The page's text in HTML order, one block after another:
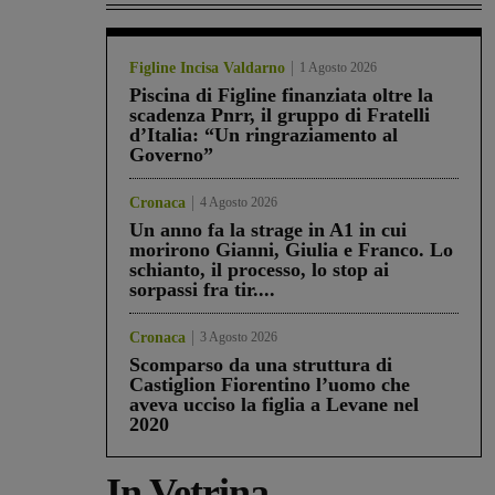
Figline Incisa Valdarno 1 Agosto 2026
Piscina di Figline finanziata oltre la
scadenza Pnrr, il gruppo di Fratelli
d’Italia: “Un ringraziamento al
Governo”
Cronaca 4 Agosto 2026
Un anno fa la strage in A1 in cui
morirono Gianni, Giulia e Franco. Lo
schianto, il processo, lo stop ai
sorpassi fra tir....
Cronaca 3 Agosto 2026
Scomparso da una struttura di
Castiglion Fiorentino l’uomo che
aveva ucciso la figlia a Levane nel
2020